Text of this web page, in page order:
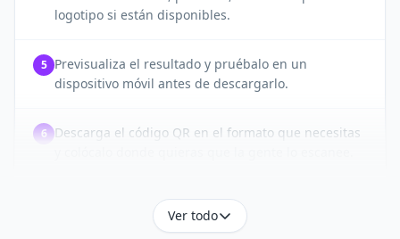
logotipo si están disponibles.
5 Previsualiza el resultado y pruébalo en un
dispositivo móvil antes de descargarlo.
6 Descarga el código QR en el formato que necesitas
Ver todo